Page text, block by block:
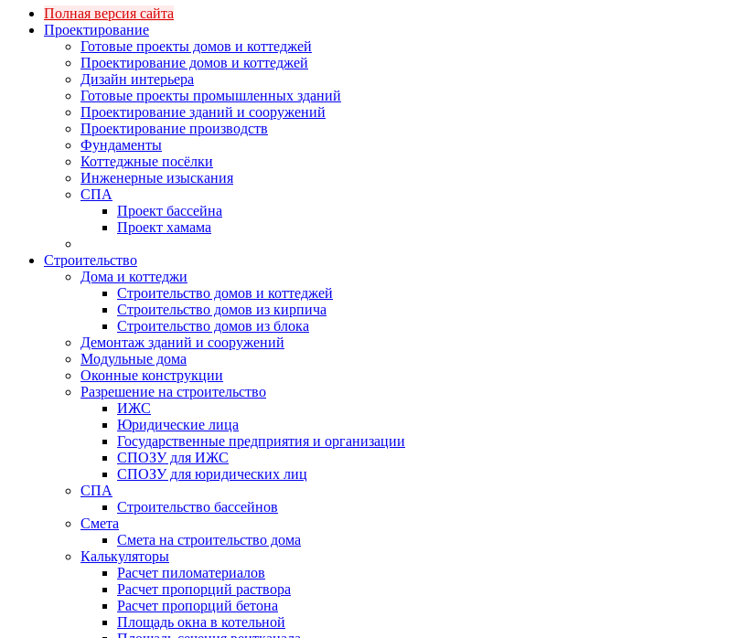
Полная версия сайта
Проектирование
Готовые проекты домов и коттеджей
Проектирование домов и коттеджей
Дизайн интерьера
Готовые проекты промышленных зданий
Проектирование зданий и сооружений
Проектирование производств
Фундаменты
Коттеджные посёлки
Инженерные изыскания
СПА
Проект бассейна
Проект хамама
Строительство
Дома и коттеджи
Строительство домов и коттеджей
Строительство домов из кирпича
Строительство домов из блока
Демонтаж зданий и сооружений
Модульные дома
Оконные конструкции
Разрешение на строительство
ИЖС
Юридические лица
Государственные предприятия и организации
СПОЗУ для ИЖС
СПОЗУ для юридических лиц
СПА
Строительство бассейнов
Смета
Смета на строительство дома
Калькуляторы
Расчет пиломатериалов
Расчет пропорций раствора
Расчет пропорций бетона
Площадь окна в котельной